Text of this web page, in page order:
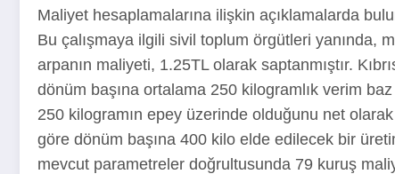
Maliyet hesaplamalarına ilişkin açıklamalarda
Bu çalışmaya ilgili sivil toplum örgütleri yanında,
arpanın maliyeti, 1.25TL olarak saptanmıştır.
dönüm başına ortalama 250 kilogramlık verim
250 kilogramın epey üzerinde olduğunu net
göre dönüm başına 400 kilo elde edilecek bir
mevcut parametreler doğrultusunda 79 kuruş